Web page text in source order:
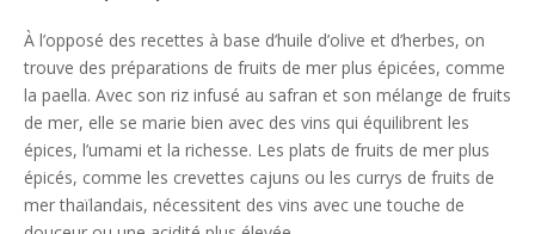
À l’opposé des recettes à base d’huile d’olive et d’herbes, on
trouve des préparations de fruits de mer plus épicées, comme
la paella. Avec son riz infusé au safran et son mélange de fruits
de mer, elle se marie bien avec des vins qui équilibrent les
épices, l’umami et la richesse. Les plats de fruits de mer plus
épicés, comme les crevettes cajuns ou les currys de fruits de
mer thaïlandais, nécessitent des vins avec une touche de